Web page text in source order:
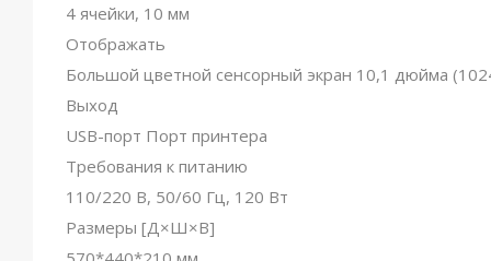
4 ячейки, 10 мм
Отображать
Большой цветной сенсорный экран 10,1 дюйма
Выход
USB-порт Порт принтера
Требования к питанию
110/220 В, 50/60 Гц, 120 Вт
Размеры [Д×Ш×В]